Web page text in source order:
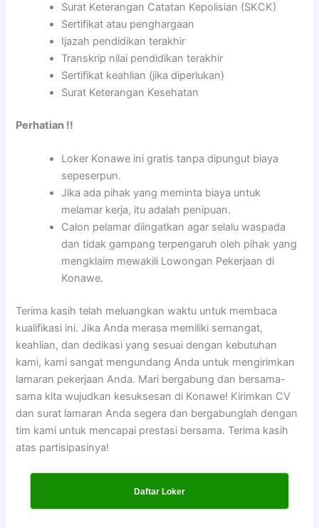
Surat Keterangan Catatan Kepolisian (SKCK)
Sertifikat atau penghargaan
Ijazah pendidikan terakhir
Transkrip nilai pendidikan terakhir
Sertifikat keahlian (jika diperlukan)
Surat Keterangan Kesehatan
Perhatian !!
Loker Konawe ini gratis tanpa dipungut biaya
sepeserpun.
Jika ada pihak yang meminta biaya untuk
melamar kerja, itu adalah penipuan.
Calon pelamar diingatkan agar selalu waspada
dan tidak gampang terpengaruh oleh pihak yang
mengklaim mewakili Lowongan Pekerjaan di
Konawe.
Terima kasih telah meluangkan waktu untuk membaca
kualifikasi ini. Jika Anda merasa memiliki semangat,
keahlian, dan dedikasi yang sesuai dengan kebutuhan
kami, kami sangat mengundang Anda untuk mengirimkan
lamaran pekerjaan Anda. Mari bergabung dan bersama-
sama kita wujudkan kesuksesan di Konawe! Kirimkan CV
dan surat lamaran Anda segera dan bergabunglah dengan
tim kami untuk mencapai prestasi bersama. Terima kasih
atas partisipasinya!
Daftar Loker